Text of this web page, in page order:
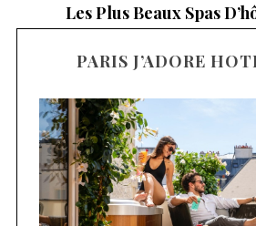
Les Plus Beaux Spas
PARIS J’ADORE